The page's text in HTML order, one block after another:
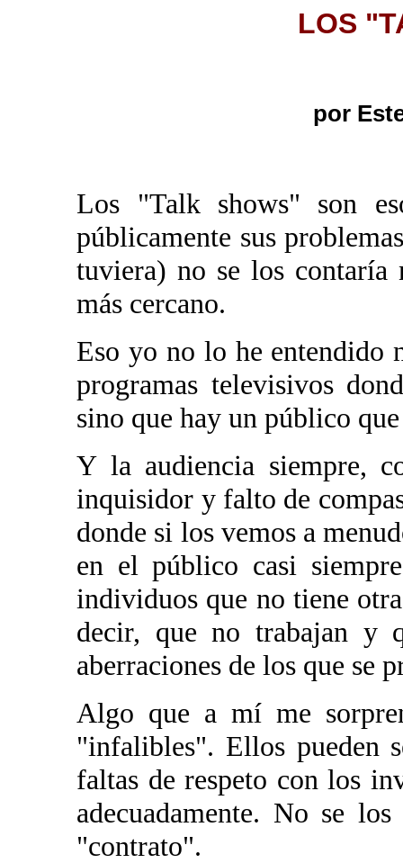
LOS
por
Los "Talk shows" son
públicamente sus
tuviera) no se los
más cercano.
Eso yo no lo he entendido
programas televisivos
sino que hay un público
Y la audiencia siempre,
inquisidor y falto de
donde si los vemos a
en el público casi
individuos que no tiene
decir, que no trabajan y
aberraciones de los que se
Algo que a mí me
"infalibles". Ellos pueden
faltas de respeto con los
adecuadamente. No se
"contrato".